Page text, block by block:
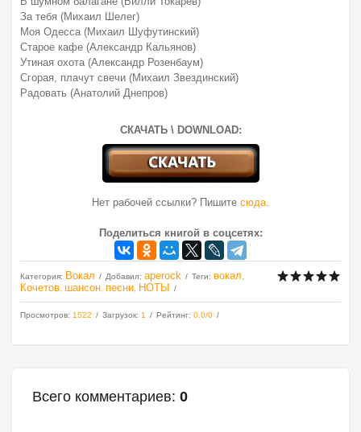
За тебя (Михаил Шелег)
Моя Одесса (Михаил Шуфутинский)
Старое кафе (Александр Кальянов)
Утиная охота (Александр Розенбаум)
Сгорая, плачут свечи (Михаил Звездинский)
Радовать (Анатолий Днепров)
СКАЧАТЬ \ DOWNLOAD:
Нет рабочей ссылки? Пишите сюда.
Поделиться книгой в соцсетях:
Категория: Вокал Добавил: aperock Теги: вокал
Кочетов шансон песни НОТЫ
Просмотров: 1522 Загрузок: 1 Рейтинг: 0.0/0
Всего комментариев: 0